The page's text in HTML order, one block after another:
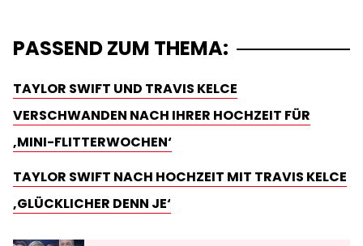
PASSEND ZUM THEMA:
TAYLOR SWIFT UND TRAVIS KELCE
VERSCHWANDEN NACH IHRER HOCHZEIT FÜR
‚MINI-FLITTERWOCHEN‘
TAYLOR SWIFT NACH HOCHZEIT MIT TRAVIS KELCE
‚GLÜCKLICHER DENN JE‘